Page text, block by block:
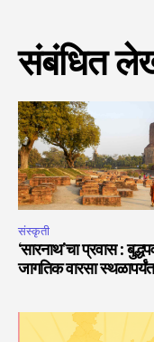
संबंधित
संस्कृती
‘सारनाथ’चा प्रवास :
जागतिक वारसा स्थळापर्यंत